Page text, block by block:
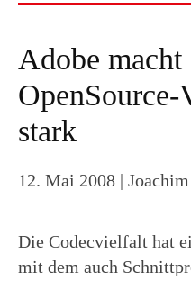
Adobe
OpenSource-
stark
12. Mai 2008 |
Die Codecvielfalt hat
mit dem auch